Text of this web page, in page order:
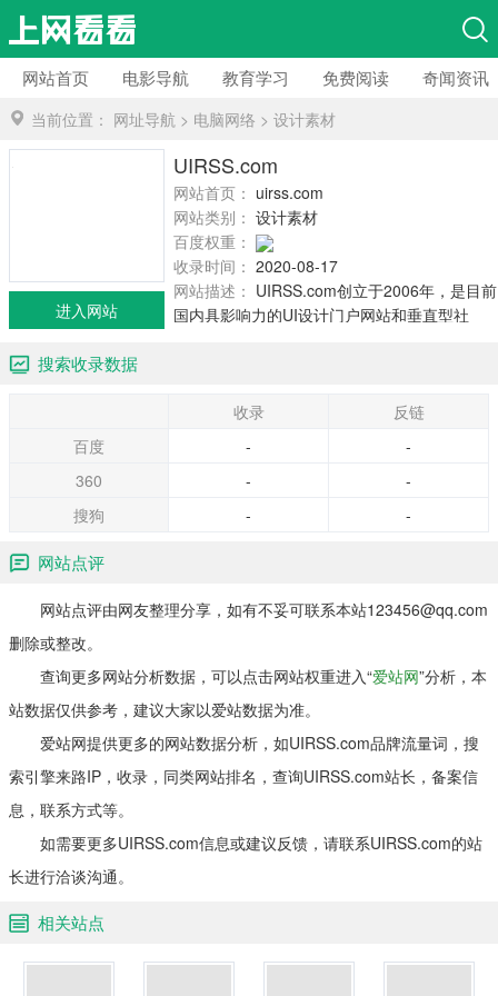
网站首页 电影导航 教育学习 免费阅读 奇闻资讯
当前位置： 网址导航 > 电脑网络 > 设计素材
UIRSS.com
网站首页： uirss.com
网站类别： 设计素材
百度权重：
收录时间： 2020-08-17
网站描述： UIRSS.com创立于2006年，是目前
国内具影响力的UI设计门户网站和垂直型社
进入网站
搜索收录数据
收录
反链
百度
-
-
360
-
-
搜狗
- -
网站点评
网站点评由网友整理分享，如有不妥可联系本站123456@qq.com
删除或整改。
查询更多网站分析数据，可以点击网站权重进入“爱站网”分析，本
站数据仅供参考，建议大家以爱站数据为准。
爱站网提供更多的网站数据分析，如UIRSS.com品牌流量词，搜
索引擎来路IP，收录，同类网站排名，查询UIRSS.com站长，备案信
息，联系方式等。
如需要更多UIRSS.com信息或建议反馈，请联系UIRSS.com的站
长进行洽谈沟通。
相关站点